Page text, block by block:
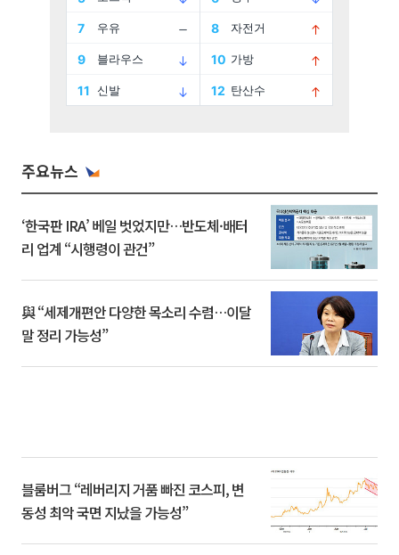
주요뉴스
‘한국판 IRA’ 베일 벗었지만…반도체·배터
리 업계 “시행령이 관건”
與 “세제개편안 다양한 목소리 수렴…이달
말 정리 가능성”
블룸버그 “레버리지 거품 빠진 코스피, 변
동성 최악 국면 지났을 가능성”